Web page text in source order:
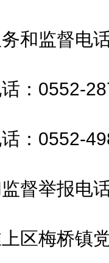
和监督电
0552-
0552-
举报电话
梅桥镇党